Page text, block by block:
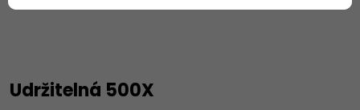
Udržitelná 500X